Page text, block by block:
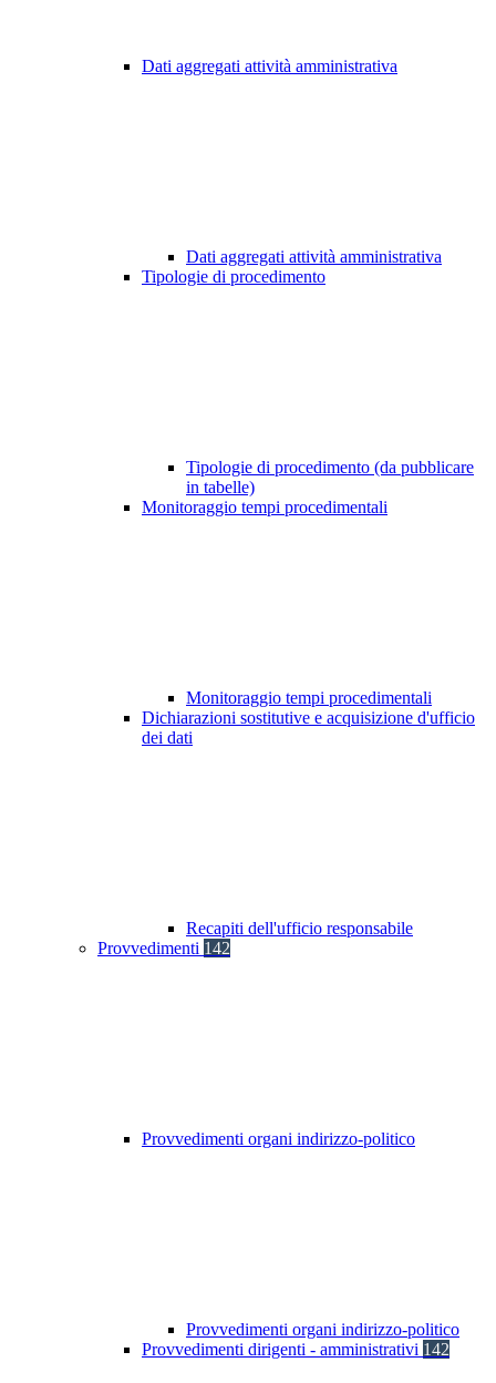
Dati aggregati attività amministrativa
Dati aggregati attività amministrativa
Tipologie di procedimento
Tipologie di procedimento (da pubblicare
in tabelle)
Monitoraggio tempi procedimentali
Monitoraggio tempi procedimentali
Dichiarazioni sostitutive e acquisizione d'ufficio
dei dati
Recapiti dell'ufficio responsabile
Provvedimenti 142
Provvedimenti organi indirizzo-politico
Provvedimenti organi indirizzo-politico
Provvedimenti dirigenti - amministrativi 142